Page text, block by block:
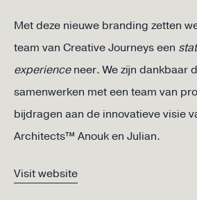
Met deze nieuwe branding zetten
team van Creative Journeys een
experienceneer. We zijn dankbaar
samenwerken met een team van
bijdragen aan de innovatieve visie
Architects™ Anouk en Julian.
Visit website